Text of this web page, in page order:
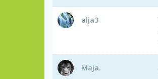
alja3
Maja.